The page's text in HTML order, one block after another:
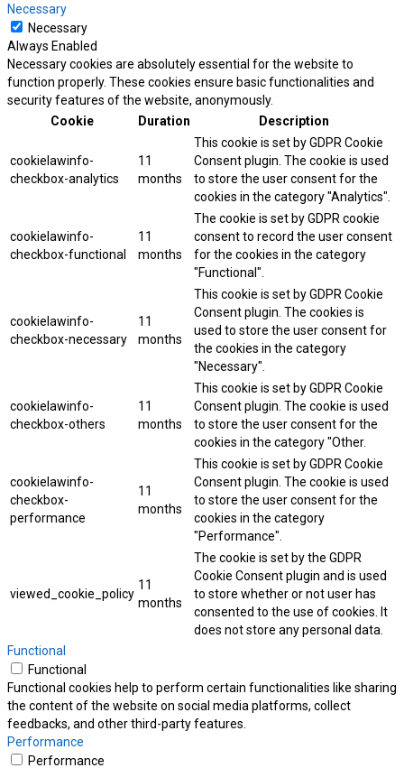
Necessary
Necessary
Always Enabled
Necessary cookies are absolutely essential for the website to
function properly. These cookies ensure basic functionalities and
security features of the website, anonymously.
Cookie
Duration Description
cookielawinfo-
checkbox-analytics
11
months
This cookie is set by GDPR Cookie
Consent plugin. The cookie is used
to store the user consent for the
cookies in the category "Analytics".
cookielawinfo-
checkbox-functional
11
months
The cookie is set by GDPR cookie
consent to record the user consent
for the cookies in the category
"Functional".
cookielawinfo-
checkbox-necessary
11
months
This cookie is set by GDPR Cookie
Consent plugin. The cookies is
used to store the user consent for
the cookies in the category
"Necessary".
cookielawinfo-
checkbox-others
11
months
This cookie is set by GDPR Cookie
Consent plugin. The cookie is used
to store the user consent for the
cookies in the category "Other.
cookielawinfo-
checkbox-
performance
11
months
This cookie is set by GDPR Cookie
Consent plugin. The cookie is used
to store the user consent for the
cookies in the category
"Performance".
viewed_cookie_policy
11
months
The cookie is set by the GDPR
Cookie Consent plugin and is used
to store whether or not user has
consented to the use of cookies. It
does not store any personal data.
Functional
Functional
Functional cookies help to perform certain functionalities like sharing
the content of the website on social media platforms, collect
feedbacks, and other third-party features.
Performance
Performance